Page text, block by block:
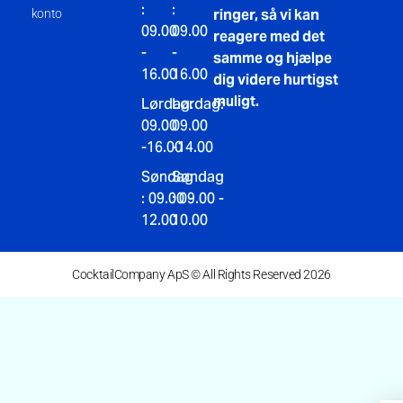
konto
:
09.00
-
16.00
Lørdag:
09.00
-16.00
Søndag
: 09.00 -
12.00
:
09.00
-
16.00
Lørdag:
09.00
-14.00
Søndag
: 09.00 -
10.00
ringer, så vi kan
reagere med det
samme og hjælpe
dig videre hurtigst
muligt.
CocktailCompany ApS © All Rights Reserved 2026